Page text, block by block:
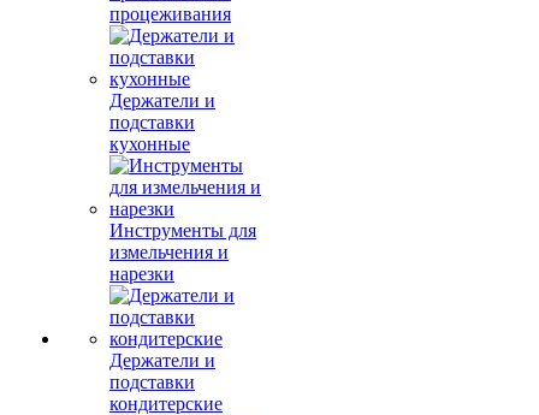
процеживания
Держатели и
подставки
кухонные
Инструменты для
измельчения и
нарезки
Держатели и
подставки
кондитерские